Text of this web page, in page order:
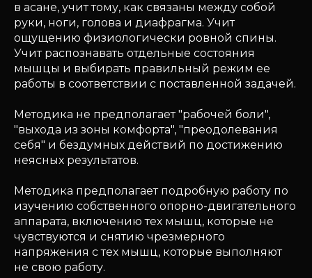
в асане, учит тому, как связаны между собой
руки, ноги, голова и диафрагма. Учит
ощущению физиологически ровной спины.
Учит распознавать отдельные состояния
мышцы и выбирать правильный режим ее
работы в соответствии с поставленной задачей.
Методика не предполагает "рабочей боли",
"выхода из зоны комфорта", "преодолевания
себя" и бездумных действий по достижению
неясных результатов.
Методика предполагает подробную работу по
изучению собственного опорно-двигательного
аппарата, включению тех мышц, которые не
чувствуются и снятию чрезмерного
напряжения с тех мышц, которые выполняют
не свою работу.